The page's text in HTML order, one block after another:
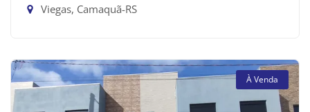
Viegas, Camaquã-RS
À Venda